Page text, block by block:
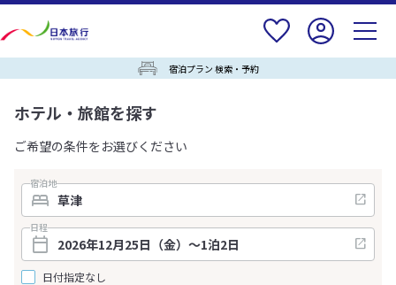
宿泊プラン 検索・予約
ホテル・旅館を探す
ご希望の条件をお選びください
宿泊地
日程
日付指定なし